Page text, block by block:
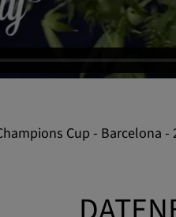
Cup - Barcelona -